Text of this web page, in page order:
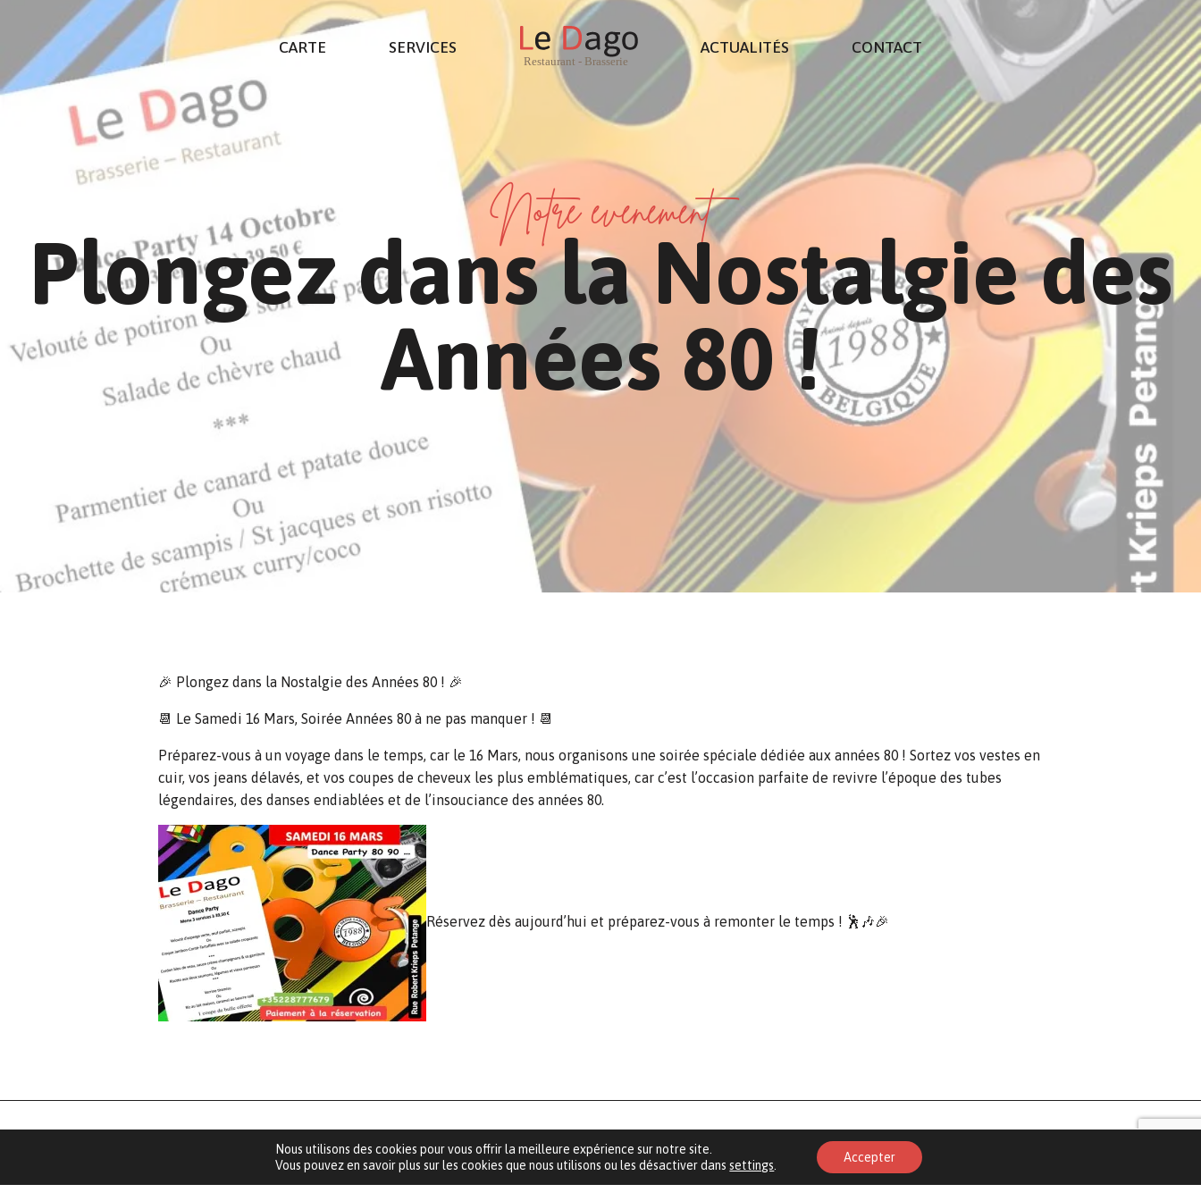
CARTE SERVICES ACTUALITÉS CONTACT
Notre évènement
Plongez dans la Nostalgie des
Années 80 !
🎉 Plongez dans la Nostalgie des Années 80 ! 🎉
📆 Le Samedi 16 Mars, Soirée Années 80 à ne pas manquer ! 📆
Préparez-vous à un voyage dans le temps, car le 16 Mars, nous organisons une soirée spéciale dédiée aux années 80 ! Sortez vos vestes en
cuir, vos jeans délavés, et vos coupes de cheveux les plus emblématiques, car c’est l’occasion parfaite de revivre l’époque des tubes
légendaires, des danses endiablées et de l’insouciance des années 80.
Réservez dès aujourd’hui et préparez-vous à remonter le temps ! 🕺🎶🎉
LE DAGO RESTAURANT
Rue Robert KRIEPS, 24
L-4702 Pétange
HORAIRES
Dimanche: fermé
Lundi: 10h30 - 19h
Politique de confidentialité
Nous utilisons des cookies pour vous offrir la meilleure expérience sur notre site.
Vous pouvez en savoir plus sur les cookies que nous utilisons ou les désactiver danssettings
Accepter